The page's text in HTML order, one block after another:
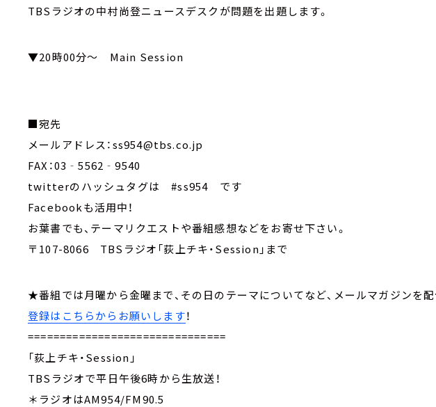
TBSラジオの中村尚登ニュースデスクが問題を出題します。
▼20時00分～ Main Session
■宛先
メールアドレス：ss954@tbs.co.jp
FAX：03‐5562‐9540
twitterのハッシュタグは #ss954 です
Facebookも活用中！
お葉書でも、テーマリクエストや番組感想などをお寄せ下さい。
〒107-8066 TBSラジオ「荻上チキ・Session」まで
★番組では月曜から金曜まで、その日のテーマについてなど、メールマガ
登録はこちらからお願いします！
===============================
「荻上チキ・Session」
TBSラジオで平日午後6時から生放送！
＊ラジオはAM954/FM90.5